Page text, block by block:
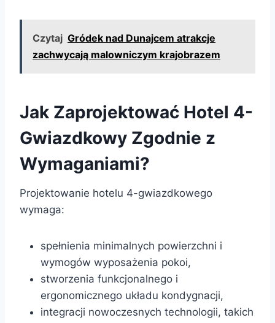
Czytaj Gródek nad Dunajcem atrakcje
zachwycają malowniczym krajobrazem
Jak Zaprojektować Hotel 4-
Gwiazdkowy Zgodnie z
Wymaganiami?
Projektowanie hotelu 4-gwiazdkowego
wymaga:
spełnienia minimalnych powierzchni i
wymogów wyposażenia pokoi,
stworzenia funkcjonalnego i
ergonomicznego układu kondygnacji,
integracji nowoczesnych technologii, takich